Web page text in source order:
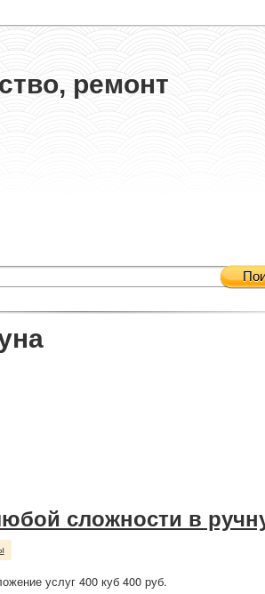
ремонт
сложности в
услуг 400 куб 400 руб.